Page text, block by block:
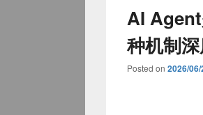
AI
种机制
Posted on 2026/06/